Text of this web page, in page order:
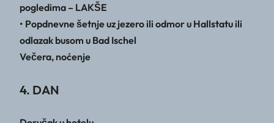
pogledima – LAKŠE
• Popdnevne šetnje uz jezero ili odmor u Hallstatu ili
odlazak busom u Bad Ischel
Večera, noćenje
4. DAN